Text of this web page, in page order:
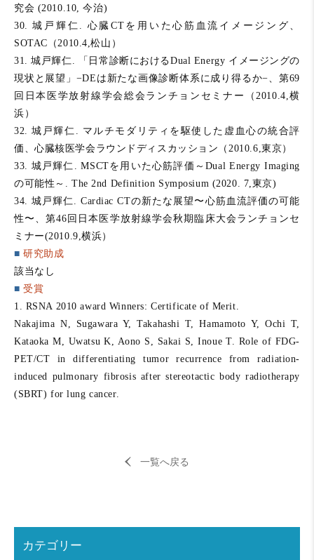
究会 (2010.10, 今治)
30. 城戸輝仁. 心臓CTを用いた心筋血流イメージング、
SOTAC（2010.4,松山）
31. 城戸輝仁. 「日常診断におけるDual Energy イメージングの
現状と展望」−DEは新たな画像診断体系に成り得るか−、第69
回日本医学放射線学会総会ランチョンセミナー（2010.4,横
浜）
32. 城戸輝仁. マルチモダリティを駆使した虚血心の統合評
価、心臓核医学会ラウンドディスカッション（2010.6,東京）
33. 城戸輝仁. MSCTを用いた心筋評価～Dual Energy Imaging
の可能性～. The 2nd Definition Symposium (2020. 7,東京)
34. 城戸輝仁. Cardiac CTの新たな展望〜心筋血流評価の可能
性〜、第46回日本医学放射線学会秋期臨床大会ランチョンセ
ミナー(2010.9,横浜）
■ 研究助成
該当なし
■ 受賞
1. RSNA 2010 award Winners: Certificate of Merit.
Nakajima N, Sugawara Y, Takahashi T, Hamamoto Y, Ochi T,
Kataoka M, Uwatsu K, Aono S, Sakai S, Inoue T. Role of FDG-
PET/CT in differentiating tumor recurrence from radiation-
induced pulmonary fibrosis after stereotactic body radiotherapy
(SBRT) for lung cancer.
一覧へ戻る
カテゴリー